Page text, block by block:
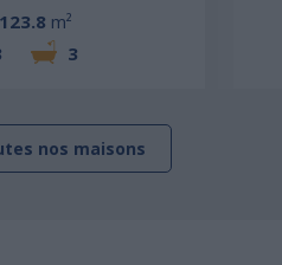
123.8 m²
3
nos maisons